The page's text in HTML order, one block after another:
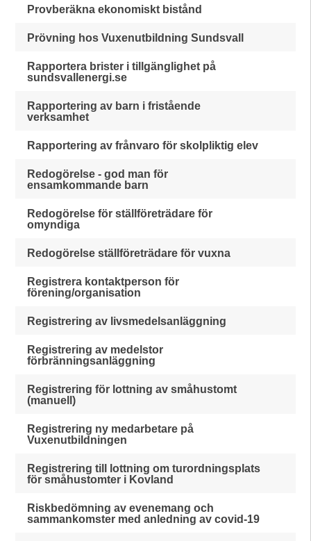
Provberäkna ekonomiskt bistånd
Prövning hos Vuxenutbildning Sundsvall
Rapportera brister i tillgänglighet på
sundsvallenergi.se
Rapportering av barn i fristående
verksamhet
Rapportering av frånvaro för skolpliktig elev
Redogörelse - god man för
ensamkommande barn
Redogörelse för ställföreträdare för
omyndiga
Redogörelse ställföreträdare för vuxna
Registrera kontaktperson för
förening/organisation
Registrering av livsmedelsanläggning
Registrering av medelstor
förbränningsanläggning
Registrering för lottning av småhustomt
(manuell)
Registrering ny medarbetare på
Vuxenutbildningen
Registrering till lottning om turordningsplats
för småhustomter i Kovland
Riskbedömning av evenemang och
sammankomster med anledning av covid-19